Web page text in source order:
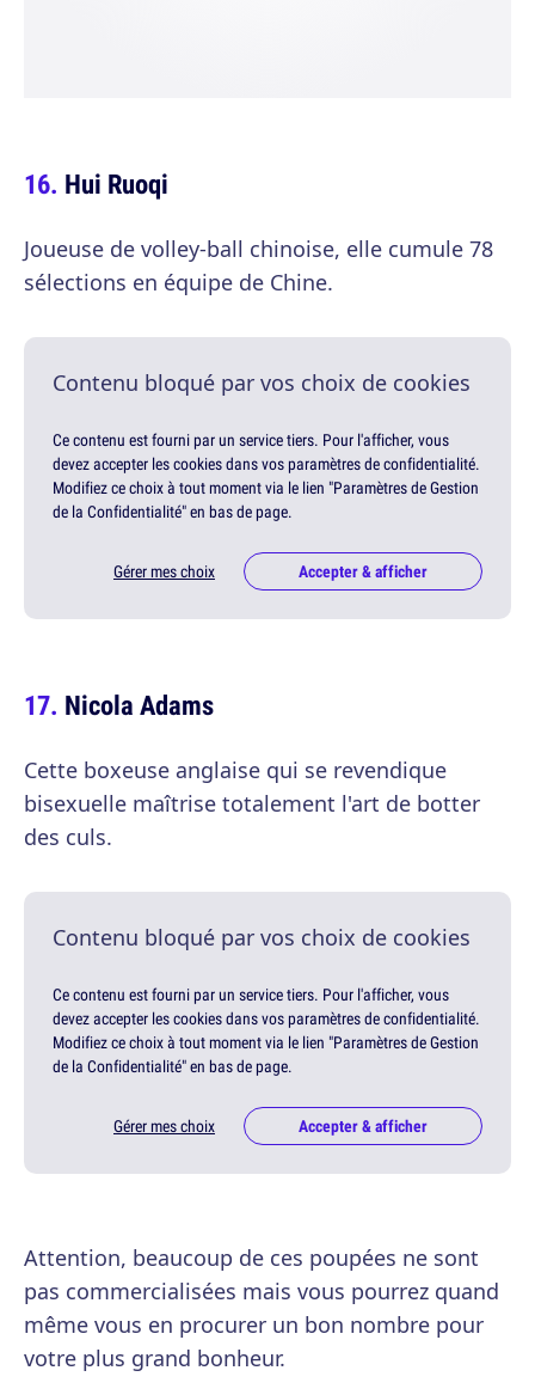
Hui Ruoqi
Joueuse de volley-ball chinoise, elle cumule 78
sélections en équipe de Chine.
Contenu bloqué par vos choix de cookies
Ce contenu est fourni par un service tiers. Pour l'afficher, vous
devez accepter les cookies dans vos paramètres de confidentialité.
Modifiez ce choix à tout moment via le lien "Paramètres de Gestion
de la Confidentialité" en bas de page.
Gérer mes choix Accepter & afficher
Nicola Adams
Cette boxeuse anglaise qui se revendique
bisexuelle maîtrise totalement l'art de botter
des culs.
Contenu bloqué par vos choix de cookies
Ce contenu est fourni par un service tiers. Pour l'afficher, vous
devez accepter les cookies dans vos paramètres de confidentialité.
Modifiez ce choix à tout moment via le lien "Paramètres de Gestion
de la Confidentialité" en bas de page.
Gérer mes choix Accepter & afficher
Attention, beaucoup de ces poupées ne sont
pas commercialisées mais vous pourrez quand
même vous en procurer un bon nombre pour
votre plus grand bonheur.